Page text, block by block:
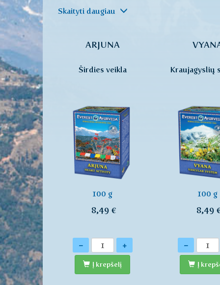
Skaityti daugiau
ARJUNA
Širdies veikla
100 g
8,49 €
Kiekis
- +
Į krepšelį
Kraujagyslių
100 g
8,49
Kiekis
-
Į